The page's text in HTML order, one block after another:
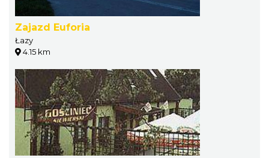
Zajazd Euforia
Łazy
4.15 km